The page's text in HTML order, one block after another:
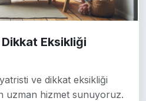
Eksikliği
ve dikkat eksikliği
uzman hizmet sunuyoruz.